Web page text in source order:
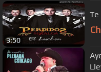
3:50
Te